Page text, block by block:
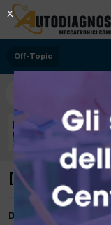
Off-Topic
[?] Andate al
Da autobas
X